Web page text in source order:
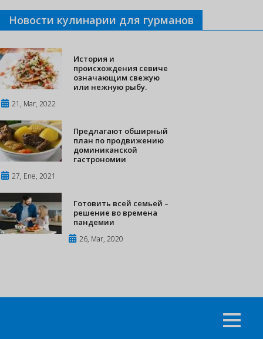
Новости кулинарии для гурманов
История и
происхождения севиче
означающим свежую
или нежную рыбу.
21, Mar, 2022
Предлагают обширный
план по продвижению
доминиканской
гастрономии
27, Ene, 2021
Готовить всей семьей –
решение во времена
пандемии
26, Mar, 2020